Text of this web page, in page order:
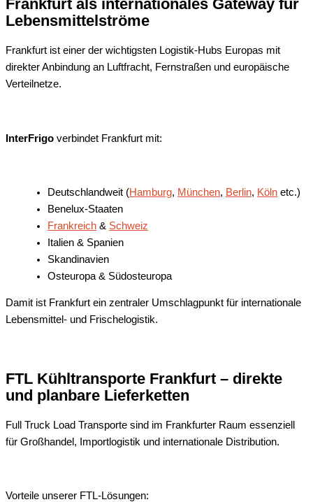
Frankfurt als internationales Gateway für
Lebensmittelströme
Frankfurt ist einer der wichtigsten Logistik-Hubs Europas mit
direkter Anbindung an Luftfracht, Fernstraßen und europäische
Verteilnetze.
InterFrigo verbindet Frankfurt mit:
Deutschlandweit (Hamburg, München, Berlin, Köln etc.)
Benelux-Staaten
Frankreich & Schweiz
Italien & Spanien
Skandinavien
Osteuropa & Südosteuropa
Damit ist Frankfurt ein zentraler Umschlagpunkt für internationale
Lebensmittel- und Frischelogistik.
FTL Kühltransporte Frankfurt – direkte
und planbare Lieferketten
Full Truck Load Transporte sind im Frankfurter Raum essenziell
für Großhandel, Importlogistik und internationale Distribution.
Vorteile unserer FTL-Lösungen: